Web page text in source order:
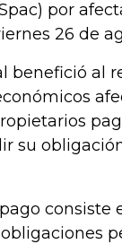
por
26 de
benefició al
su
consiste